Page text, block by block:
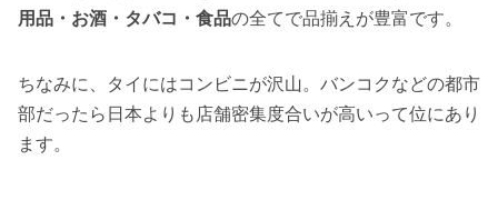
用品・お酒・タバコ・食品の全てで品揃えが豊富です。
ちなみに、タイにはコンビニが沢山。バンコクなどの都市
部だったら日本よりも店舗密集度合いが高いって位にあり
ます。